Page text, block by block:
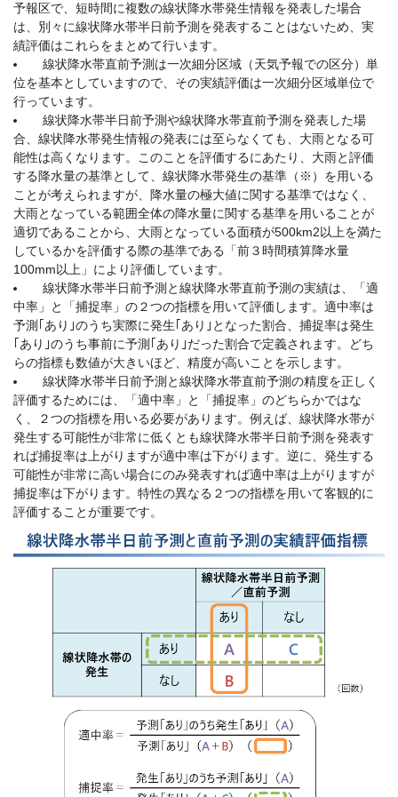
予報区で、短時間に複数の線状降水帯発生情報を発表した場合
は、別々に線状降水帯半日前予測を発表することはないため、実
績評価はこれらをまとめて行います。
線状降水帯直前予測は一次細分区域（天気予報での区分）単
位を基本としていますので、その実績評価は一次細分区域単位で
行っています。
線状降水帯半日前予測や線状降水帯直前予測を発表した場
合、線状降水帯発生情報の発表には至らなくても、大雨となる可
能性は高くなります。このことを評価するにあたり、大雨と評価
する降水量の基準として、線状降水帯発生の基準（※）を用いる
ことが考えられますが、降水量の極大値に関する基準ではなく、
大雨となっている範囲全体の降水量に関する基準を用いることが
適切であることから、大雨となっている面積が500km2以上を満た
しているかを評価する際の基準である「前３時間積算降水量
100mm以上」により評価しています。
線状降水帯半日前予測と線状降水帯直前予測の実績は、「適
中率」と「捕捉率」の２つの指標を用いて評価します。適中率は
予測｢あり｣のうち実際に発生｢あり｣となった割合、捕捉率は発生
｢あり｣のうち事前に予測｢あり｣だった割合で定義されます。どち
らの指標も数値が大きいほど、精度が高いことを示します。
線状降水帯半日前予測と線状降水帯直前予測の精度を正しく
評価するためには、「適中率」と「捕捉率」のどちらかではな
く、２つの指標を用いる必要があります。例えば、線状降水帯が
発生する可能性が非常に低くとも線状降水帯半日前予測を発表す
れば捕捉率は上がりますが適中率は下がります。逆に、発生する
可能性が非常に高い場合にのみ発表すれば適中率は上がりますが
捕捉率は下がります。特性の異なる２つの指標を用いて客観的に
評価することが重要です。